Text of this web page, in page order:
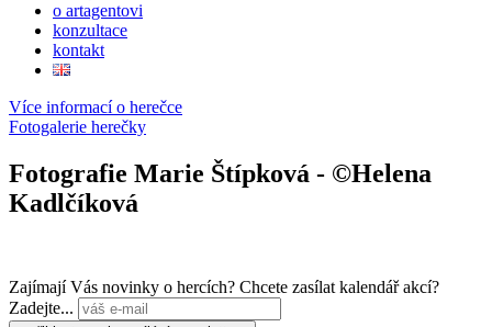
o artagentovi
konzultace
kontakt
Více informací o herečce
Fotogalerie herečky
Fotografie Marie Štípková - ©Helena
Kadlčíková
Zajímají Vás novinky o hercích? Chcete zasílat kalendář akcí?
Zadejte...